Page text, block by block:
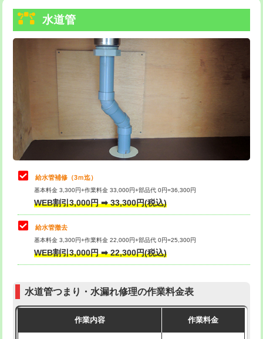
給水管工事※（ライニング鋼管・銅
管・ポリ管・HT管使用/3ｍまで)
給水管工事※（ライニング鋼管・銅
管・ポリ管・HT管使用/3ｍ超え)
排水管工事（土の掘削・埋め戻し作
11,000円~
排水管工事（排水管工事/3ｍまで） 55,000円
排水管工事（追加 排水管工事/3ｍ超
マス交換（土の掘削・埋め戻し作業）
マス交換（深さ50㎝未満）
マス交換（深さ50㎝以上）
コンクリート斫り（厚さ10㎝まで）
モルタル補修（厚さ10㎝超え） 38,500円
トーラー機使用/3mまで
追加トーラー機使用/3m超え
33,000円
8,800円
止水・漏水調査・防水処理・清掃・修
理・調整・分解・加工など（軽作業）
11,000円
止水・漏水調査・防水処理・清掃・修
理・調整・分解・加工など（中作業）
止水・漏水調査・防水処理・清掃・修
理・調整・分解・加工など（重作業）
33,000円
その他部品の脱着
交換・取付（タンク）
式）)
式・ワンホール）)
水道管
給水管補修（3ｍ迄）
基本料金 3,300円+作業料金 33,000円+部品代 0円=36,300円
WEB割引3,000円 ➡ 33,300円(税込)
給水管撤去
基本料金 3,300円+作業料金 22,000円+部品代 0円=25,300円
WEB割引3,000円 ➡ 22,300円(税込)
水道管つまり・水漏れ修理の作業料金表
作業内容 作業料金